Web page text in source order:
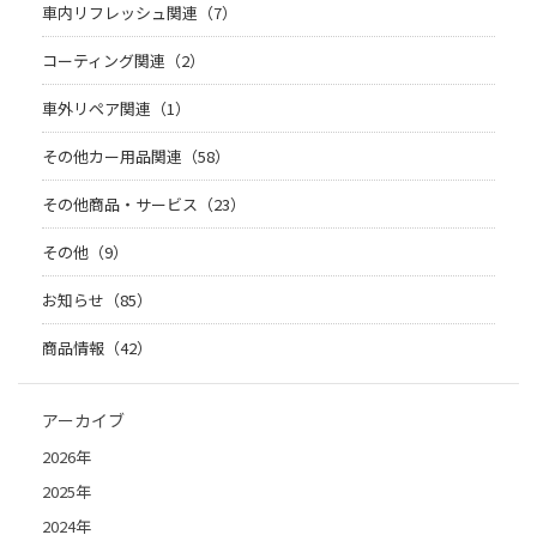
車内リフレッシュ関連（7）
コーティング関連（2）
車外リペア関連（1）
その他カー用品関連（58）
その他商品・サービス（23）
その他（9）
お知らせ（85）
商品情報（42）
アーカイブ
2026年
2025年
2024年